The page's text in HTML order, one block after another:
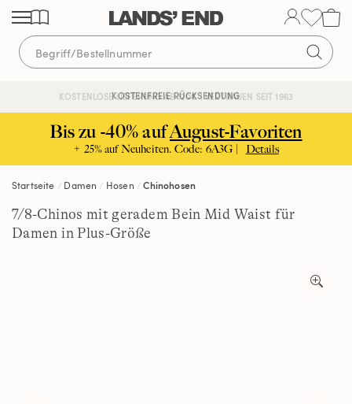
Direkt
zum
Inhalt
Direkt
zur
Navigation
Direkt
zur
Suche
KOSTENLOSE LIEFERUNG AB 120€ | VERTRAUEN SEIT 1963
KOSTENFREIE RÜCKSENDUNG
Bis zu -40% aufAugust-Favoriten
+ 25% auf Neuheiten. Code: 6A3G | Details
Startseite Damen Hosen Chinohosen
7/8-Chinos mit geradem Bein Mid Waist für
Damen in Plus-Größe